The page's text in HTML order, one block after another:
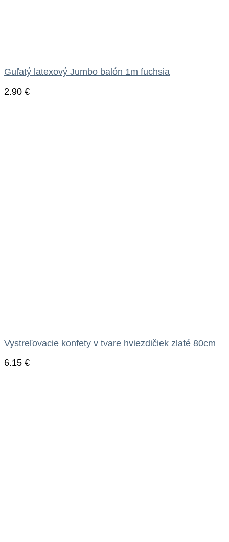
Guľatý latexový Jumbo balón 1m fuchsia
2.90 €
Vystreľovacie konfety v tvare hviezdičiek zlaté 80cm
6.15 €